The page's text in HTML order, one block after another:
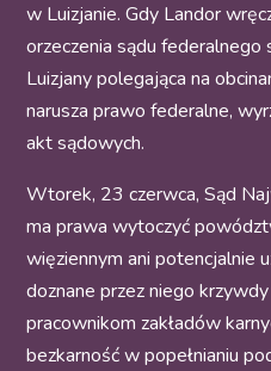
w Luizjanie. Gdy Landor
orzeczenia sądu
Luizjany polegająca na
narusza prawo federalne,
akt sądowych.
Wtorek, 23 czerwca, Sąd
ma prawa wytoczyć
więziennym ani potencjalnie
doznane przez niego
pracownikom zakładów
bezkarność w popełnianiu